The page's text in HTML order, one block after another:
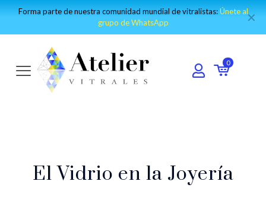
Forma parte de nuestra comunidad mundial de vitralistas:Únete al
grupo de WhatsApp
✕
0
El Vidrio en la Joyería